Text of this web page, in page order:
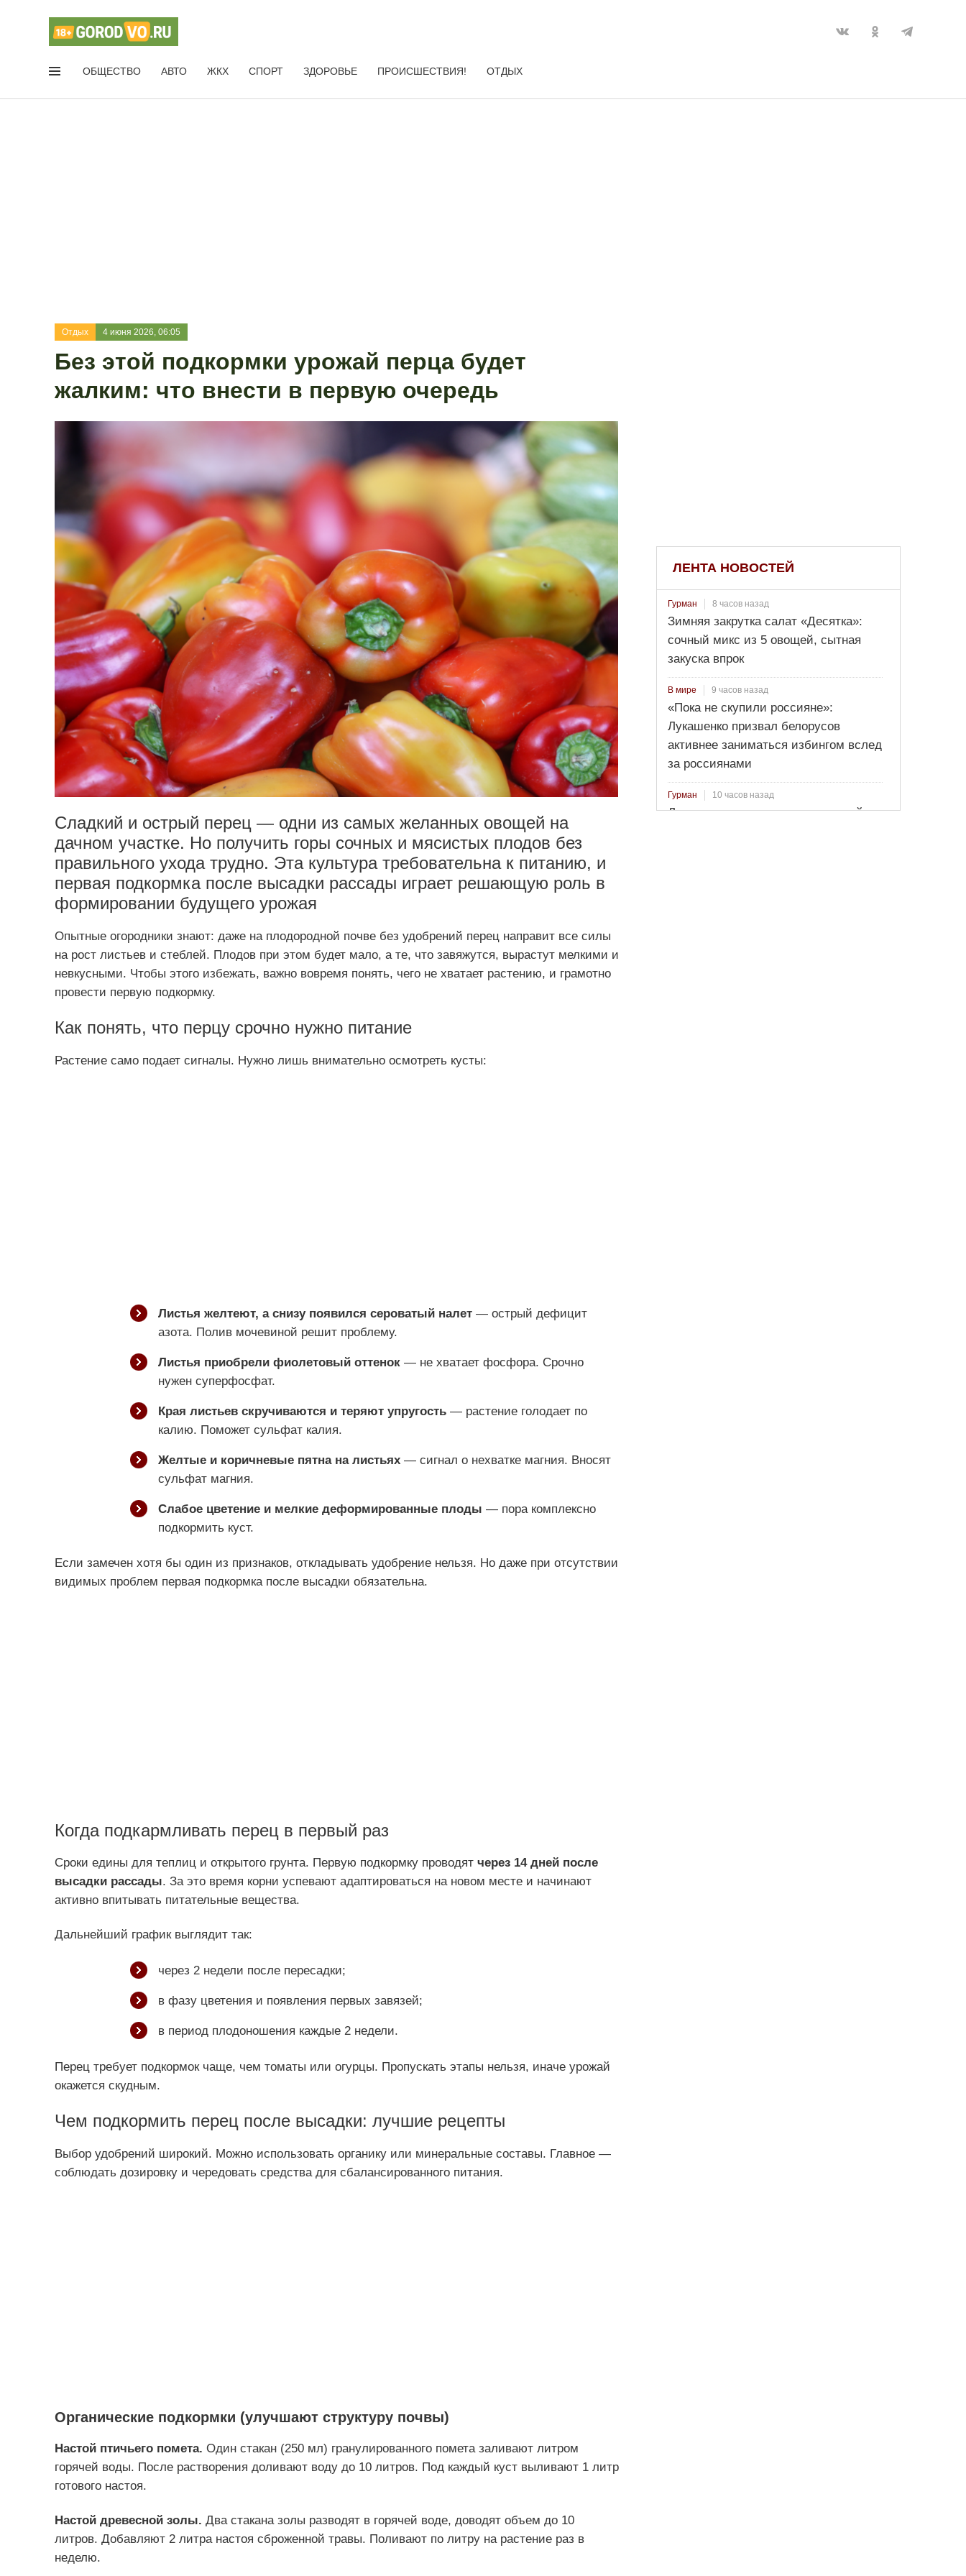
ОБЩЕСТВО АВТО ЖКХ СПОРТ ЗДОРОВЬЕ ПРОИСШЕСТВИЯ! ОТДЫХ
Отдых 4 июня 2026, 06:05
Без этой подкормки урожай перца будет
жалким: что внести в первую очередь
Сладкий и острый перец — одни из самых желанных овощей на
дачном участке. Но получить горы сочных и мясистых плодов без
правильного ухода трудно. Эта культура требовательна к питанию, и
первая подкормка после высадки рассады играет решающую роль в
формировании будущего урожая
Опытные огородники знают: даже на плодородной почве без удобрений перец направит все силы
на рост листьев и стеблей. Плодов при этом будет мало, а те, что завяжутся, вырастут мелкими и
невкусными. Чтобы этого избежать, важно вовремя понять, чего не хватает растению, и грамотно
провести первую подкормку.
Как понять, что перцу срочно нужно питание
Растение само подает сигналы. Нужно лишь внимательно осмотреть кусты:
Листья желтеют, а снизу появился сероватый налет— острый дефицит
азота. Полив мочевиной решит проблему.
Листья приобрели фиолетовый оттенок— не хватает фосфора. Срочно
нужен суперфосфат.
Края листьев скручиваются и теряют упругость— растение голодает по
калию. Поможет сульфат калия.
Желтые и коричневые пятна на листьях— сигнал о нехватке магния. Вносят
сульфат магния.
Слабое цветение и мелкие деформированные плоды — пора комплексно
подкормить куст.
Если замечен хотя бы один из признаков, откладывать удобрение нельзя. Но даже при отсутствии
видимых проблем первая подкормка после высадки обязательна.
Когда подкармливать перец в первый раз
Сроки едины для теплиц и открытого грунта. Первую подкормку проводят через 14 дней после
высадки рассады. За это время корни успевают адаптироваться на новом месте и начинают
активно впитывать питательные вещества.
Дальнейший график выглядит так:
через 2 недели после пересадки;
в фазу цветения и появления первых завязей;
в период плодоношения каждые 2 недели.
Перец требует подкормок чаще, чем томаты или огурцы. Пропускать этапы нельзя, иначе урожай
окажется скудным.
Чем подкормить перец после высадки: лучшие рецепты
Выбор удобрений широкий. Можно использовать органику или минеральные составы. Главное —
соблюдать дозировку и чередовать средства для сбалансированного питания.
Органические подкормки (улучшают структуру почвы)
Настой птичьего помета. Один стакан (250 мл) гранулированного помета заливают литром
горячей воды. После растворения доливают воду до 10 литров. Под каждый куст выливают 1 литр
готового настоя.
Настой древесной золы. Два стакана золы разводят в горячей воде, доводят объем до 10
литров. Добавляют 2 литра настоя сброженной травы. Поливают по литру на растение раз в
неделю.
ЛЕНТА НОВОСТЕЙ
Гурман 8 часов назад
Зимняя закрутка салат «Десятка»:
сочный микс из 5 овощей, сытная
закуска впрок
В мире 9 часов назад
«Пока не скупили россияне»:
Лукашенко призвал белорусов
активнее заниматься избингом вслед
за россиянами
Гурман 10 часов назад
Лосось пряного посола: секретный